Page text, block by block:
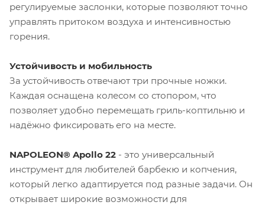
регулируемые заслонки, которые позволяют точно
управлять притоком воздуха и интенсивностью
горения.
Устойчивость и мобильность
За устойчивость отвечают три прочные ножки.
Каждая оснащена колесом со стопором, что
позволяет удобно перемещать гриль-коптильню и
надёжно фиксировать его на месте.
NAPOLEON® Apollo 22 - это универсальный
инструмент для любителей барбекю и копчения,
который легко адаптируется под разные задачи. Он
открывает широкие возможности для